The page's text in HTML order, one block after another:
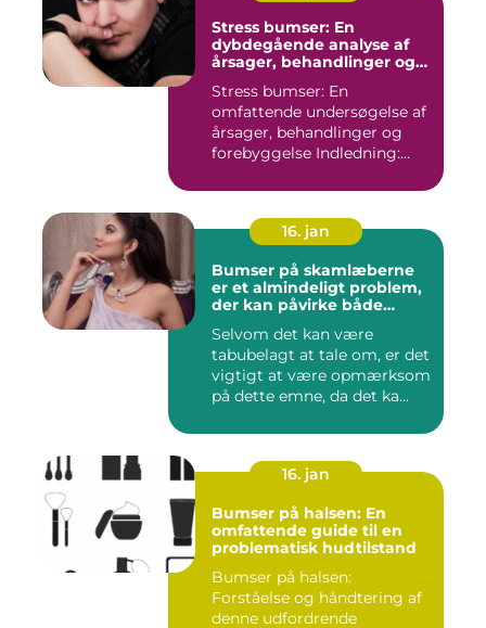
Stress bumser: En
dybdegående analyse af
årsager, behandlinger og
Stress bumser: En
omfattende undersøgelse af
årsager, behandlinger og
forebyggelse Indledning:
16. jan
Bumser på skamlæberne
er et almindeligt problem,
der kan påvirke både
områder
Selvom det kan være
tabubelagt at tale om, er det
vigtigt at være opmærksom
på dette emne, da det ka...
16. jan
Bumser på halsen: En
omfattende guide til en
problematisk hudtilstand
Bumser på halsen:
Forståelse og håndtering af
denne udfordrende